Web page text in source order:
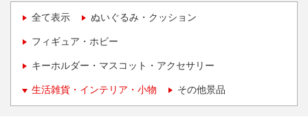
全て表示 ぬいぐるみ・クッション
フィギュア・ホビー
キーホルダー・マスコット・アクセサリー
生活雑貨・インテリア・小物 その他景品